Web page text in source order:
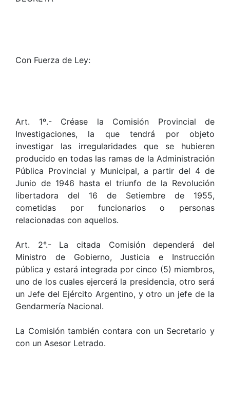
Con Fuerza de Ley:
Art. 1º.- Créase la Comisión Provincial de
Investigaciones, la que tendrá por objeto
investigar las irregularidades que se hubieren
producido en todas las ramas de la Administración
Pública Provincial y Municipal, a partir del 4 de
Junio de 1946 hasta el triunfo de la Revolución
libertadora del 16 de Setiembre de 1955,
cometidas por funcionarios o personas
relacionadas con aquellos.
Art. 2°.- La citada Comisión dependerá del
Ministro de Gobierno, Justicia e Instrucción
pública y estará integrada por cinco (5) miembros,
uno de los cuales ejercerá la presidencia, otro será
un Jefe del Ejército Argentino, y otro un jefe de la
Gendarmería Nacional.
La Comisión también contara con un Secretario y
con un Asesor Letrado.